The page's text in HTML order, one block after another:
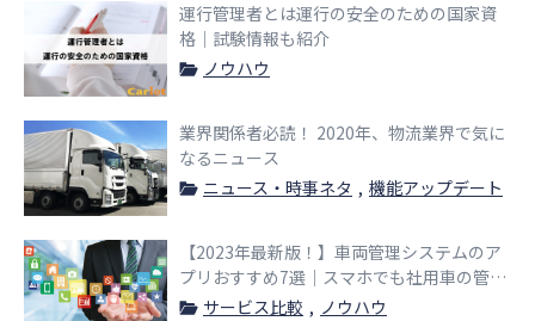
運行管理者とは運行の安全のための国家資
格｜試験情報も紹介
ノウハウ
業界関係者必読！ 2020年、物流業界で気に
なるニュース
ニュース・時事ネタ
機能アップデート
【2023年最新版！】車両管理システムのア
プリおすすめ7選｜スマホでも社用車の管理
が可能！
サービス比較 ノウハウ